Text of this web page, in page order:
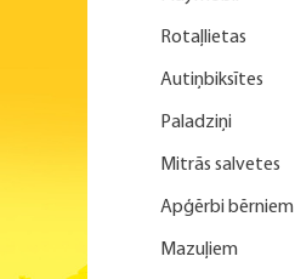
Rotaļlietas
Autiņbiksītes
Paladziņi
Mitrās salvetes
Apģērbi bērniem
Mazuļiem